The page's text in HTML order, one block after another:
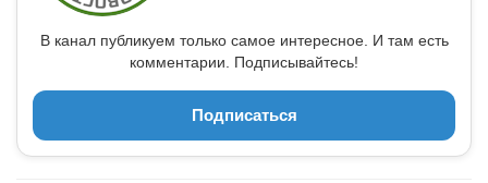
В канал публикуем только самое интересное. И там есть
комментарии. Подписывайтесь!
Подписаться